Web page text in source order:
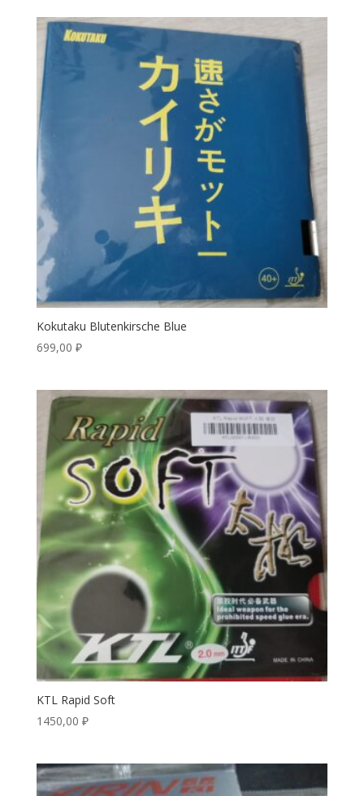
Kokutaku Blutenkirsche Blue
699,00 ₽
KTL Rapid Soft
1450,00 ₽